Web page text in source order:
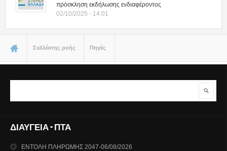
πρόσκληση εκδήλωσης ενδιαφέροντος
02/10/2025 - 14:01
Είστε εδώΣυλλέκτης ροής Πηγές
Αναζήτηση
ΔΙΑΥΓΕΙΑ - ΠΤΑ
ΕΝΤΟΛΗ ΠΛΗΡΩΜΗΣ 2047-06/08/2026